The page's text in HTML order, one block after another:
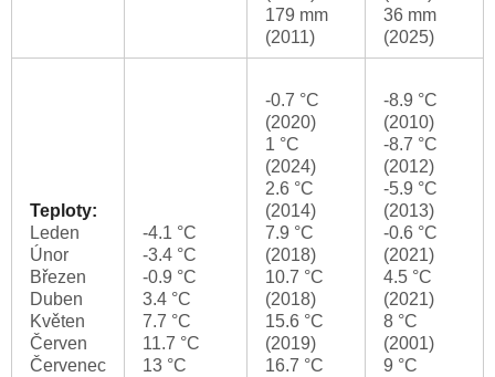
179 mm
(2011)
36 mm
(2025)
Teploty:
Leden
Únor
Březen
Duben
Květen
Červen
Červenec
-4.1 °C
-3.4 °C
-0.9 °C
3.4 °C
7.7 °C
11.7 °C
13 °C
-0.7 °C
(2020)
1 °C
(2024)
2.6 °C
(2014)
7.9 °C
(2018)
10.7 °C
(2018)
15.6 °C
(2019)
16.7 °C
-8.9 °C
(2010)
-8.7 °C
(2012)
-5.9 °C
(2013)
-0.6 °C
(2021)
4.5 °C
(2021)
8 °C
(2001)
9 °C